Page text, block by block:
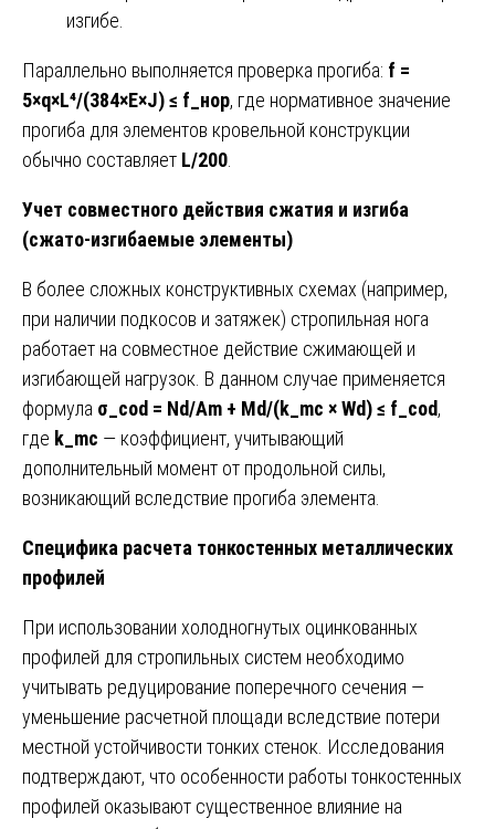
изгибе.
Параллельно выполняется проверка прогиба: f =
5×q×L⁴/(384×E×J) ≤ f_нор, где нормативное значение
прогиба для элементов кровельной конструкции
обычно составляет L/200
Учет совместного действия сжатия и изгиба
(сжато-изгибаемые элементы)
В более сложных конструктивных схемах (например,
при наличии подкосов и затяжек) стропильная нога
работает на совместное действие сжимающей и
изгибающей нагрузок. В данном случае применяется
формула σ_cod = Nd/Am + Md/(k_mc × Wd) ≤ f_cod,
где k_mc — коэффициент, учитывающий
дополнительный момент от продольной силы,
возникающий вследствие прогиба элемента.
Специфика расчета тонкостенных металлических
профилей
При использовании холодногнутых оцинкованных
профилей для стропильных систем необходимо
учитывать редуцирование поперечного сечения —
уменьшение расчетной площади вследствие потери
местной устойчивости тонких стенок. Исследования
подтверждают, что особенности работы тонкостенных
профилей оказывают существенное влияние на